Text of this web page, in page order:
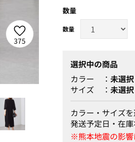
375
数量
選択中の商品
カラー
未選択
サイズ
未選択
カラー・サイズ
発送予定日・在